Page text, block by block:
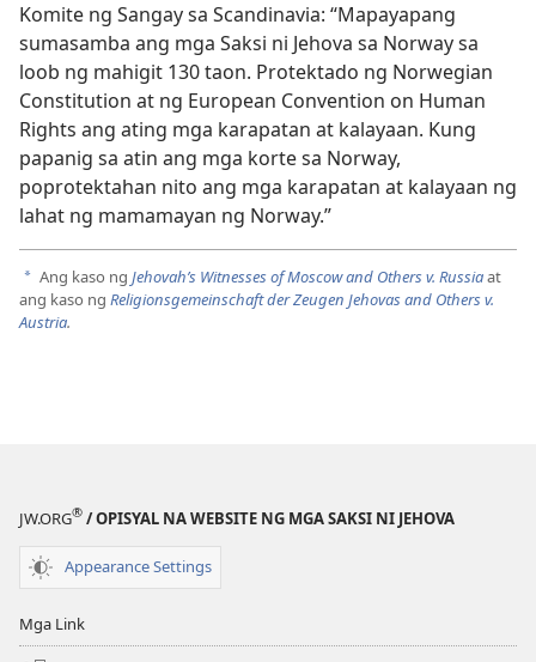
Komite ng Sangay sa Scandinavia: “Mapayapang
sumasamba ang mga Saksi ni Jehova sa Norway sa
loob ng mahigit 130 taon. Protektado ng Norwegian
Constitution at ng European Convention on Human
Rights ang ating mga karapatan at kalayaan. Kung
papanig sa atin ang mga korte sa Norway,
poprotektahan nito ang mga karapatan at kalayaan ng
lahat ng mamamayan ng Norway.”
a Ang kaso ng Jehovah’s Witnesses of Moscow and Others v. Russiaat
ang kaso ng Religionsgemeinschaft der Zeugen Jehovas and Others v.
Austria.
JW.ORG® / OPISYAL NA WEBSITE NG MGA SAKSI NI JEHOVA
Appearance Settings
Mga Link